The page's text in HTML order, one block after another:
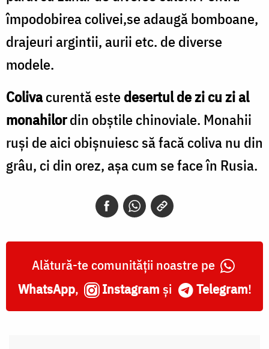
împodobirea colivei,se adaugă bomboane,
drajeuri argintii, aurii etc. de diverse
modele.
Colivacurentă estedesertul de zi cu zi al
monahilordin obștile chinoviale. Monahii
ruși de aici obișnuiesc să facă coliva nu din
grâu, ci din orez, așa cum se face în Rusia.
Alătură-te comunității noastre pe
WhatsApp, Instagram și Telegram!